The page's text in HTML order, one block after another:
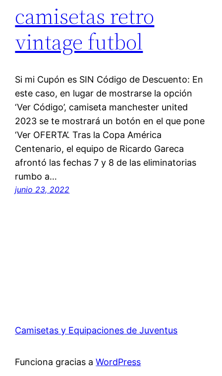
camisetas retro
vintage futbol
Si mi Cupón es SIN Código de Descuento: En
este caso, en lugar de mostrarse la opción
‘Ver Código’, camiseta manchester united
2023 se te mostrará un botón en el que pone
‘Ver OFERTA’. Tras la Copa América
Centenario, el equipo de Ricardo Gareca
afrontó las fechas 7 y 8 de las eliminatorias
rumbo a…
junio 23, 2022
Camisetas y Equipaciones de Juventus
Funciona gracias aWordPress